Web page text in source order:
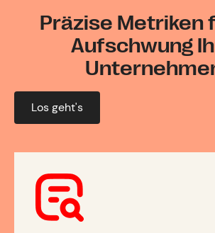
Präzise Metriken
Aufschwung
Los geht's